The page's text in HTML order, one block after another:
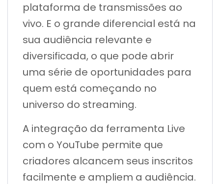
plataforma de transmissões ao
vivo. E o grande diferencial está na
sua audiência relevante e
diversificada, o que pode abrir
uma série de oportunidades para
quem está começando no
universo do streaming.
A integração da ferramenta Live
com o YouTube permite que
criadores alcancem seus inscritos
facilmente e ampliem a audiência.